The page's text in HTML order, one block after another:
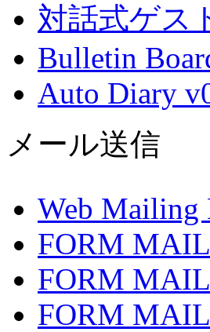
対話式ゲス
Bulletin
Auto Diary
メール送信
Web Mailing
FORM
FORM
FORM